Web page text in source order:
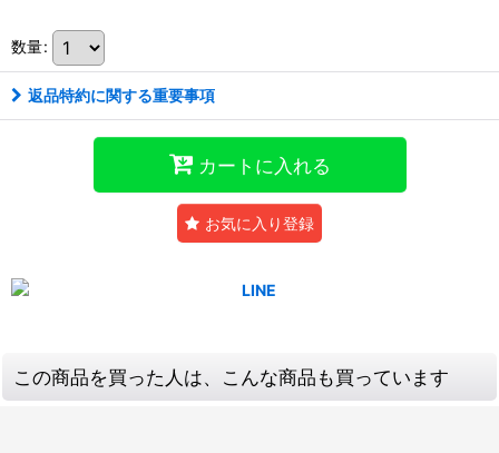
数量:
返品特約に関する重要事項
カートに入れる
お気に入り登録
この商品を買った人は、こんな商品も買っています